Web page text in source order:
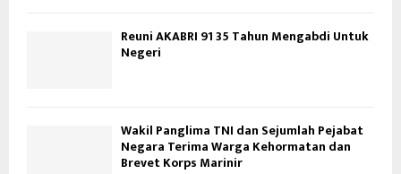
Reuni AKABRI 91 35 Tahun Mengabdi Untuk
Negeri
Wakil Panglima TNI dan Sejumlah Pejabat
Negara Terima Warga Kehormatan dan
Brevet Korps Marinir